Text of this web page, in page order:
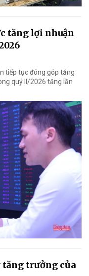
tăng lợi nhuận
tiếp tục đóng góp tăng
quý II/2026 tăng lần
tăng trưởng của